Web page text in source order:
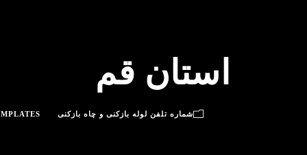
استان قم
شماره تلفن لوله بازکنی و چاه بازکنی